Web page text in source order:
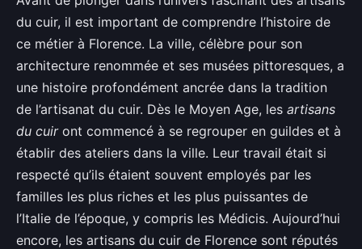
du cuir, il est important de comprendre l’histoire de
ce métier à Florence. La ville, célèbre pour son
architecture renommée et ses musées pittoresques, a
une histoire profondément ancrée dans la tradition
de l’artisanat du cuir. Dès le Moyen Age, les artisans
du cuiront commencé à se regrouper en guildes et à
établir des ateliers dans la ville. Leur travail était si
respecté qu’ils étaient souvent employés par les
familles les plus riches et les plus puissantes de
l’Italie de l’époque, y compris les Médicis. Aujourd’hui
encore, les artisans du cuir de Florence sont réputés